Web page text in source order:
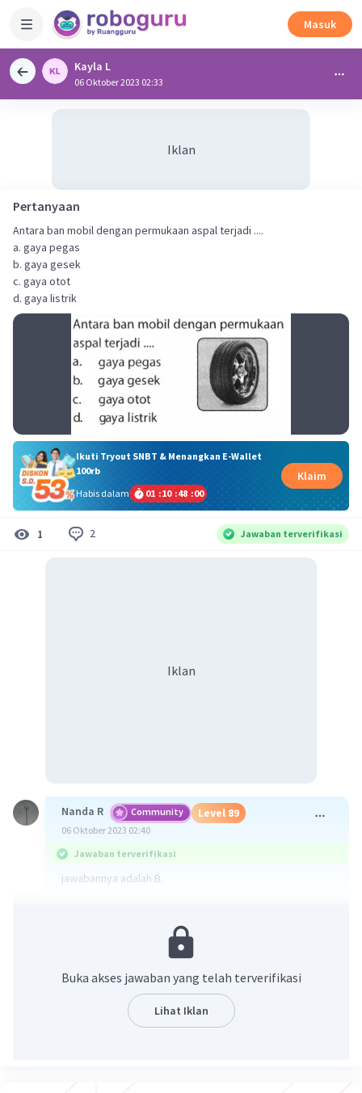
Masuk
Kayla L
06 Oktober 2023 02:33
Iklan
Pertanyaan
Antara ban mobil dengan permukaan aspal terjadi ....
a. gaya pegas
b. gaya gesek
c. gaya otot
d. gaya listrik
Ikuti Tryout SNBT & Menangkan E-Wallet
100rb
Habis dalam
01 :10 :47 :59
Klaim
1 2 Jawaban terverifikasi
Iklan
Nanda R Community Level 89
06 Oktober 2023 02:40
Jawaban terverifikasi
jawabannya adalah B.
Community Level 73
Buka akses jawaban yang telah terverifikasi
Lihat Iklan